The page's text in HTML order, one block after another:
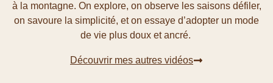
à la montagne. On explore, on observe les saisons défiler,
on savoure la simplicité, et on essaye d’adopter un mode
de vie plus doux et ancré.
Découvrir mes autres vidéos